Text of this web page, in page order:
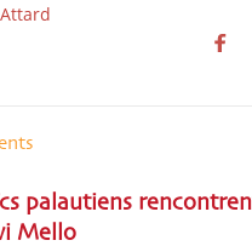
palautiens
Mello